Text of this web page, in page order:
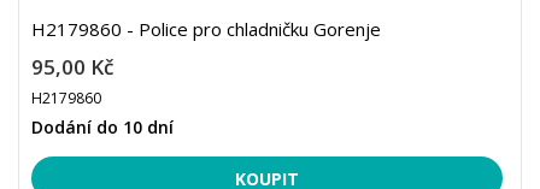
H2179860 - Police pro chladničku Gorenje
95,00 Kč
H2179860
Dodání do 10 dní